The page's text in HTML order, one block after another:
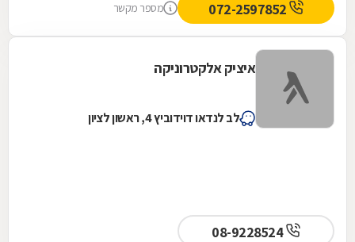
מספר מקשר
איציק אלקטרוניקה
לב לנדאו דוידוביץ 4, ראשון לציון
08-9228524